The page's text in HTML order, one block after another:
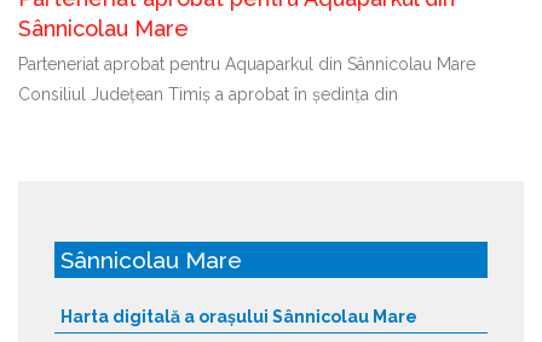
Sânnicolau Mare
Parteneriat aprobat pentru Aquaparkul din Sânnicolau Mare
Consiliul Județean Timiș a aprobat în ședința din
Sânnicolau Mare
Harta digitală a orașului Sânnicolau Mare